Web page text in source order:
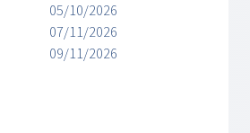
05/10/2026
07/11/2026
09/11/2026